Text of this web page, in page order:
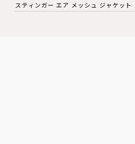
スティンガー エア メッシュ ジャケット